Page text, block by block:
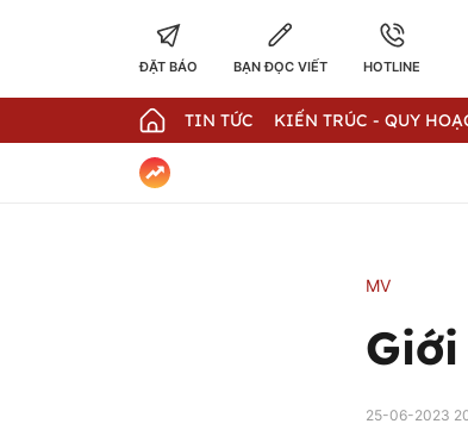
ĐẶT BÁO BẠN ĐỌC VIẾT HOTLINE
TIN TỨC KIẾN TRÚC - QUY
MV
25-06-2023